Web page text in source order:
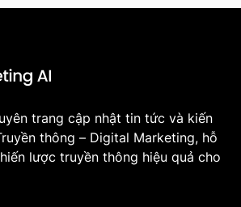
trang cập nhật tin tức và kiến
thông – Digital Marketing, hỗ
lược truyền thông hiệu quả cho